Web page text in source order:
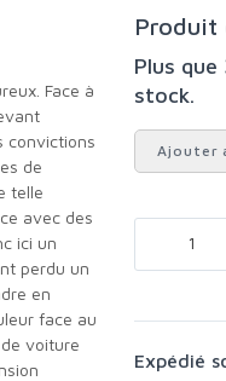
convictions
de
telle
avec des
ici un
perdu un
en
face au
voiture
Plus que 3 exemplaires en
stock.
Ajouter
Expédié